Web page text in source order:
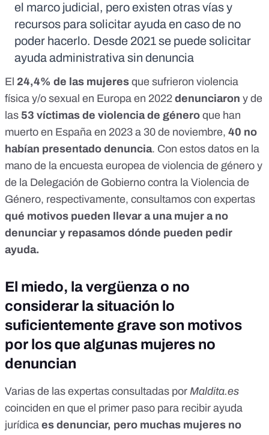
el marco judicial, pero existen otras vías y
recursos para solicitar ayuda en caso de no
poder hacerlo. Desde 2021 se puede solicitar
ayuda administrativa sin denuncia
El 24,4% de las mujeres que sufrieron violencia
física y/o sexual en Europa en 2022 denunciaron y de
las 53 víctimas de violencia de género que han
muerto en España en 2023 a 30 de noviembre, 40 no
habían presentado denuncia. Con estos datos en la
mano de la encuesta europea de violencia de género y
de la Delegación de Gobierno contra la Violencia de
Género, respectivamente, consultamos con expertas
qué motivos pueden llevar a una mujer a no
denunciar y repasamos dónde pueden pedir
ayuda.
El miedo, la vergüenza o no
considerar la situación lo
suficientemente grave son motivos
por los que algunas mujeres no
denuncian
Varias de las expertas consultadas por Maldita.es
coinciden en que el primer paso para recibir ayuda
jurídica es denunciar, pero muchas mujeres no